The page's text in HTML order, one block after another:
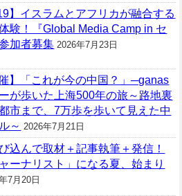
】イスラムとアフリカが融合する
験！『Global Media Camp in セ
加者募集 2026年7月23日
催】「これが今の中国？」─ganas
が歩いた上海500年の旅～路地裏
市まで、7万歩を歩いて見えた中
～ 2026年7月21日
込んで取材＋記事執筆＋発信！
ャーナリスト」になる夏、始まり
7月20日